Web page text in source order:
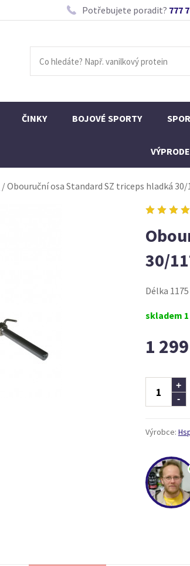
Potřebujete poradit? 777
ČINKY BOJOVÉ SPORTY
/Obouruční osa Standard SZ triceps hladká
30/
Délka
skladem
1
-
+
Výrobce: